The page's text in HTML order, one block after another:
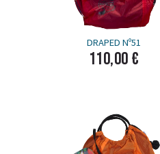
DRAPED Nº51
110,00 €